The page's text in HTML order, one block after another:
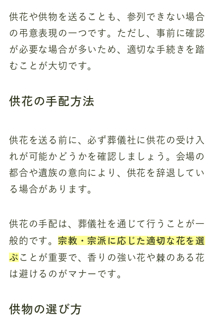
供花や供物を送ることも、参列できない場合
の弔意表現の一つです。ただし、事前に確認
が必要な場合が多いため、適切な手続きを踏
むことが大切です。
供花の手配方法
供花を送る前に、必ず葬儀社に供花の受け入
れが可能かどうかを確認しましょう。会場の
都合や遺族の意向により、供花を辞退してい
る場合があります。
供花の手配は、葬儀社を通じて行うことが一
般的です。 宗教・宗派に応じた適切な花を選
ぶことが重要で、香りの強い花や棘のある花
は避けるのがマナーです。
供物の選び方